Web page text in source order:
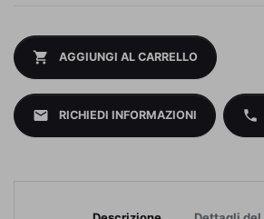
shopping_cart AGGIUNGI AL CARRELLO
mail RICHIEDI INFORMAZIONI phone